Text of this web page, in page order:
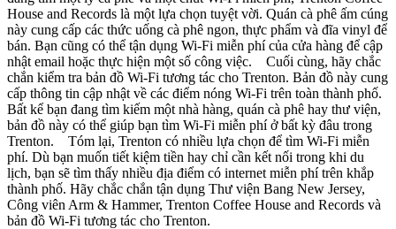
House and Records là một lựa chọn tuyệt vời. Quán cà phê ấm cúng
này cung cấp các thức uống cà phê ngon, thực phẩm và đĩa vinyl để
bán. Bạn cũng có thể tận dụng Wi-Fi miễn phí của cửa hàng để cập
nhật email hoặc thực hiện một số công việc. Cuối cùng, hãy chắc
chắn kiểm tra bản đồ Wi-Fi tương tác cho Trenton. Bản đồ này cung
cấp thông tin cập nhật về các điểm nóng Wi-Fi trên toàn thành phố.
Bất kể bạn đang tìm kiếm một nhà hàng, quán cà phê hay thư viện,
bản đồ này có thể giúp bạn tìm Wi-Fi miễn phí ở bất kỳ đâu trong
Trenton. Tóm lại, Trenton có nhiều lựa chọn để tìm Wi-Fi miễn
phí. Dù bạn muốn tiết kiệm tiền hay chỉ cần kết nối trong khi du
lịch, bạn sẽ tìm thấy nhiều địa điểm có internet miễn phí trên khắp
thành phố. Hãy chắc chắn tận dụng Thư viện Bang New Jersey,
Công viên Arm & Hammer, Trenton Coffee House and Records và
bản đồ Wi-Fi tương tác cho Trenton.